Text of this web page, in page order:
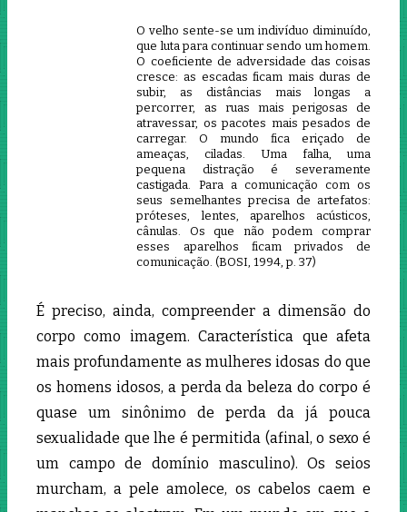
O velho sente-se um indivíduo diminuído,
que luta para continuar sendo um homem.
O coeficiente de adversidade das coisas
cresce: as escadas ficam mais duras de
subir, as distâncias mais longas a
percorrer, as ruas mais perigosas de
atravessar, os pacotes mais pesados de
carregar. O mundo fica eriçado de
ameaças, ciladas. Uma falha, uma
pequena distração é severamente
castigada. Para a comunicação com os
seus semelhantes precisa de artefatos:
próteses, lentes, aparelhos acústicos,
cânulas. Os que não podem comprar
esses aparelhos ficam privados de
comunicação. (BOSI, 1994, p. 37)
É preciso, ainda, compreender a dimensão do
corpo como imagem. Característica que afeta
mais profundamente as mulheres idosas do que
os homens idosos, a perda da beleza do corpo é
quase um sinônimo de perda da já pouca
sexualidade que lhe é permitida (afinal, o sexo é
um campo de domínio masculino). Os seios
murcham, a pele amolece, os cabelos caem e